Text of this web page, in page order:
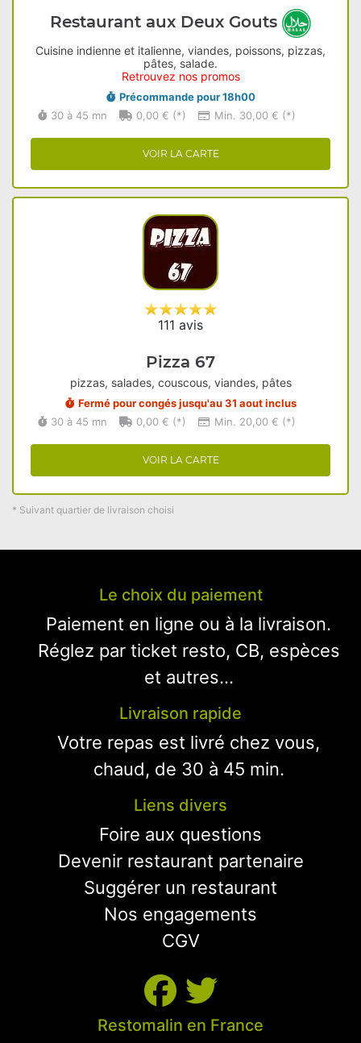
Restaurant aux Deux Gouts
Cuisine indienne et italienne, viandes, poissons, pizzas,
pâtes, salade.
Retrouvez nos promos
Précommande pour 18h00
30 à 45 mn
0,00 € (*) Min. 30,00 € (*)
VOIR LA CARTE
111 avis
Pizza 67
pizzas, salades, couscous, viandes, pâtes
Fermé pour congés jusqu'au 31 aout inclus
30 à 45 mn
0,00 € (*) Min. 20,00 € (*)
VOIR LA CARTE
* Suivant quartier de livraison choisi
Le choix du paiement
Paiement en ligne ou à la livraison.
Réglez par ticket resto, CB, espèces
et autres...
Livraison rapide
Votre repas est livré chez vous,
chaud, de 30 à 45 min.
Liens divers
Foire aux questions
Devenir restaurant partenaire
Suggérer un restaurant
Nos engagements
CGV
Restomalin en France